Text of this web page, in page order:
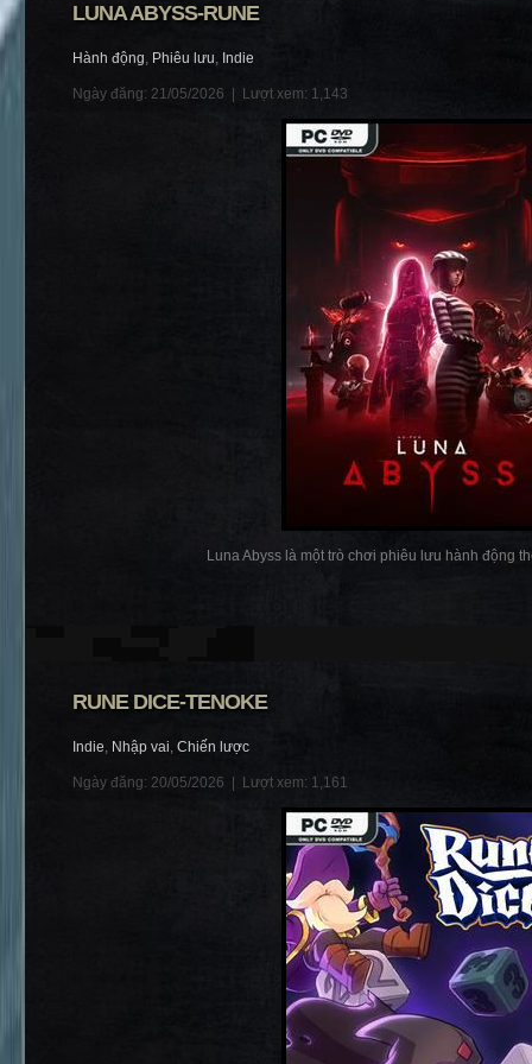
LUNA ABYSS-RUNE
Hành động, Phiêu lưu, Indie
Ngày đăng: 21/05/2026 | Lượt xem: 1,143
Luna Abyss là một trò chơi phiêu lưu hành động
RUNE DICE-TENOKE
Indie, Nhập vai, Chiến lược
Ngày đăng: 20/05/2026 | Lượt xem: 1,161